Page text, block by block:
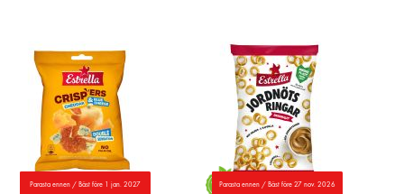
Parasta ennen / Bäst före 1 jan. 2027 Parasta ennen / Bäst före 27 nov. 2026